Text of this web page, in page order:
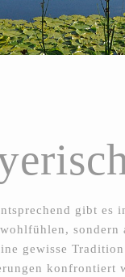
gibt
gewisse
konfrontiert